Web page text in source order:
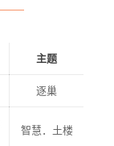
主题
逐巢
智慧．土楼